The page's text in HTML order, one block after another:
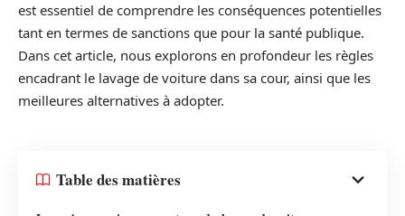
est essentiel de comprendre les conséquences potentielles
tant en termes de sanctions que pour la santé publique.
Dans cet article, nous explorons en profondeur les règles
encadrant le lavage de voiture dans sa cour, ainsi que les
meilleures alternatives à adopter.
Table des matières